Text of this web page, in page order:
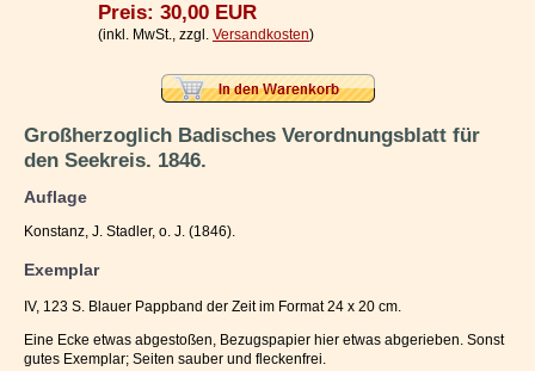
Preis: 30,00 EUR
(inkl. MwSt., zzgl. Versandkosten)
Großherzoglich Badisches Verordnungsblatt für
den Seekreis. 1846.
Auflage
Konstanz, J. Stadler, o. J. (1846).
Exemplar
IV, 123 S. Blauer Pappband der Zeit im Format 24 x 20 cm.
Eine Ecke etwas abgestoßen, Bezugspapier hier etwas abgerieben. Sonst
gutes Exemplar; Seiten sauber und fleckenfrei.